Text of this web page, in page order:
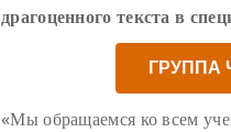
драгоценного текста в
ГРУППА
«Мы обращаемся ко всем